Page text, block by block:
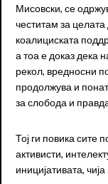
Мисовски, се
честитам за
коалициската
а тоа е доказ дека
рекол, вредносни
продолжува и
за слобода и
Тој ги повика сите
активисти,
иницијативата,